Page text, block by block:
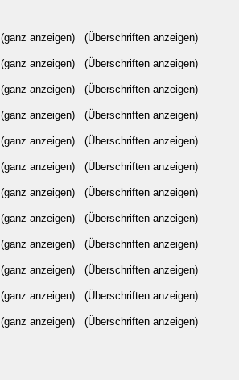
(ganz anzeigen) (Überschriften anzeigen)
(ganz anzeigen) (Überschriften anzeigen)
(ganz anzeigen) (Überschriften anzeigen)
(ganz anzeigen) (Überschriften anzeigen)
(ganz anzeigen) (Überschriften anzeigen)
(ganz anzeigen) (Überschriften anzeigen)
(ganz anzeigen) (Überschriften anzeigen)
(ganz anzeigen) (Überschriften anzeigen)
(ganz anzeigen) (Überschriften anzeigen)
(ganz anzeigen) (Überschriften anzeigen)
(ganz anzeigen) (Überschriften anzeigen)
(ganz anzeigen) (Überschriften anzeigen)